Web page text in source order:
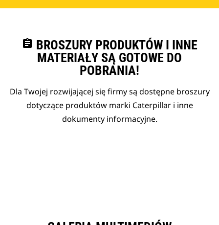
assignment BROSZURY PRODUKTÓW I INNE
MATERIAŁY SĄ GOTOWE DO
POBRANIA!
Dla Twojej rozwijającej się firmy są dostępne broszury
dotyczące produktów marki Caterpillar i inne
dokumenty informacyjne.